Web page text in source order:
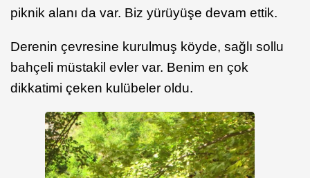
piknik alanı da var. Biz yürüyüşe devam ettik.
Derenin çevresine kurulmuş köyde, sağlı sollu
bahçeli müstakil evler var. Benim en çok
dikkatimi çeken kulübeler oldu.